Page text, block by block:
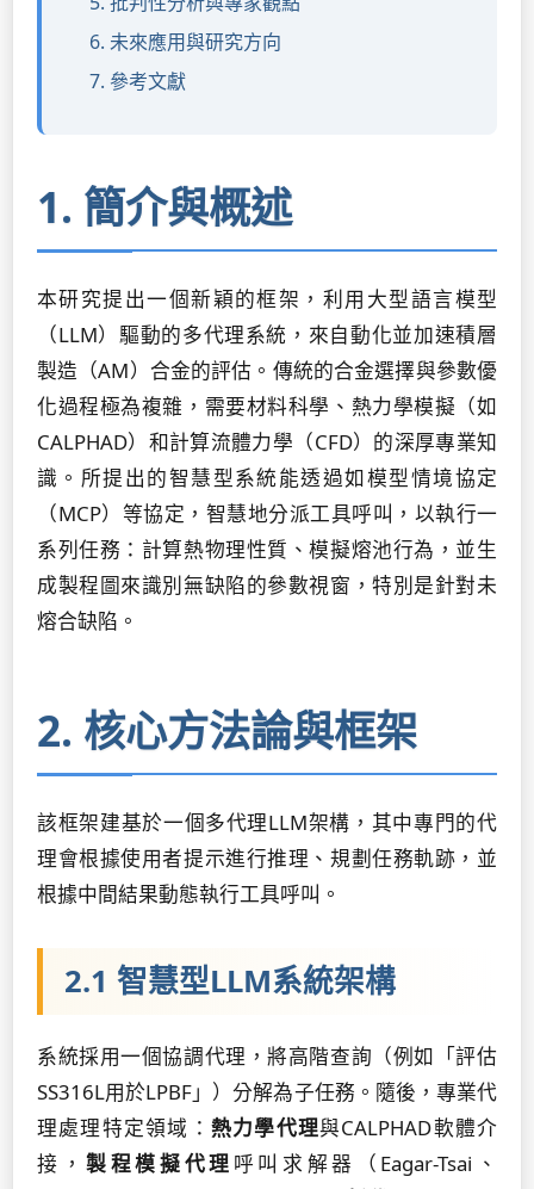
6. 未來應用與研究方向
7. 參考文獻
1. 簡介與概述
本研究提出一個新穎的框架，利用大型語言模型
（LLM）驅動的多代理系統，來自動化並加速積層
製造（AM）合金的評估。傳統的合金選擇與參數優
化過程極為複雜，需要材料科學、熱力學模擬（如
CALPHAD）和計算流體力學（CFD）的深厚專業知
識。所提出的智慧型系統能透過如模型情境協定
（MCP）等協定，智慧地分派工具呼叫，以執行一
系列任務：計算熱物理性質、模擬熔池行為，並生
成製程圖來識別無缺陷的參數視窗，特別是針對未
熔合缺陷。
2. 核心方法論與框架
該框架建基於一個多代理LLM架構，其中專門的代
理會根據使用者提示進行推理、規劃任務軌跡，並
根據中間結果動態執行工具呼叫。
2.1 智慧型LLM系統架構
系統採用一個協調代理，將高階查詢（例如「評估
SS316L用於LPBF」）分解為子任務。隨後，專業代
理處理特定領域： 熱力學代理與CALPHAD軟體介
接，製程模擬代理 呼叫求解器（Eagar-Tsai、